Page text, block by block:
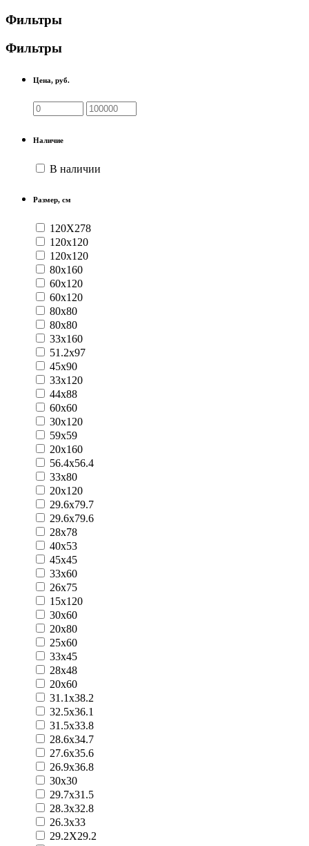
Фильтры
Фильтры
Цена, руб.
Наличие
В наличии
Размер, см
120Х278
120x120
120х120
80x160
60х120
60x120
80x80
80х80
33x160
51.2x97
45x90
33x120
44x88
60x60
30x120
59x59
20x160
56.4x56.4
33x80
20x120
29.6x79.7
29.6x79.6
28x78
40x53
45x45
33x60
26x75
15x120
30x60
20x80
25x60
33x45
28x48
20x60
31.1x38.2
32.5x36.1
31.5x33.8
28.6x34.7
27.6x35.6
26.9x36.8
30x30
29.7x31.5
28.3x32.8
26.3x33
29.2Х29.2